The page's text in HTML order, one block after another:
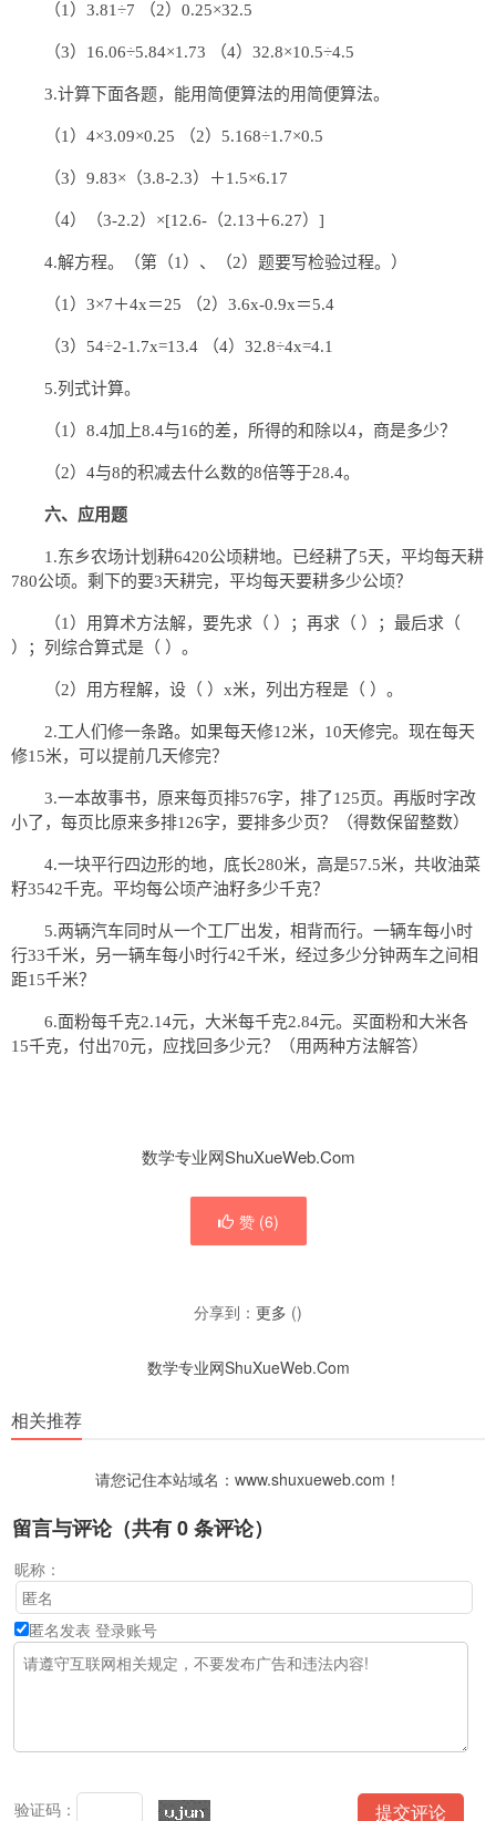
（1）3.81÷7 （2）0.25×32.5
（3）16.06÷5.84×1.73 （4）32.8×10.5÷4.5
3.计算下面各题，能用简便算法的用简便算法。
（1）4×3.09×0.25 （2）5.168÷1.7×0.5
（3）9.83×（3.8-2.3）＋1.5×6.17
（4）（3-2.2）×[12.6-（2.13＋6.27）]
4.解方程。（第（1）、（2）题要写检验过程。）
（1）3×7＋4x＝25 （2）3.6x-0.9x＝5.4
（3）54÷2-1.7x=13.4 （4）32.8÷4x=4.1
5.列式计算。
（1）8.4加上8.4与16的差，所得的和除以4，商是多少？
（2）4与8的积减去什么数的8倍等于28.4。
六、应用题
1.东乡农场计划耕6420公顷耕地。已经耕了5天，平均每天耕
780公顷。剩下的要3天耕完，平均每天要耕多少公顷？
（1）用算术方法解，要先求（ ）；再求（ ）；最后求（
）；列综合算式是（ ）。
（2）用方程解，设（ ）x米，列出方程是（ ）。
2.工人们修一条路。如果每天修12米，10天修完。现在每天
修15米，可以提前几天修完？
3.一本故事书，原来每页排576字，排了125页。再版时字改
小了，每页比原来多排126字，要排多少页？（得数保留整数）
4.一块平行四边形的地，底长280米，高是57.5米，共收油菜
籽3542千克。平均每公顷产油籽多少千克？
5.两辆汽车同时从一个工厂出发，相背而行。一辆车每小时
行33千米，另一辆车每小时行42千米，经过多少分钟两车之间相
距15千米？
6.面粉每千克2.14元，大米每千克2.84元。买面粉和大米各
15千克，付出70元，应找回多少元？（用两种方法解答）
数学专业网ShuXueWeb.Com
赞 (6)
分享到： 更多 ()
数学专业网ShuXueWeb.Com
相关推荐
请您记住本站域名：www.shuxueweb.com！
留言与评论（共有0条评论）
昵称：
匿名发表 登录账号
验证码：